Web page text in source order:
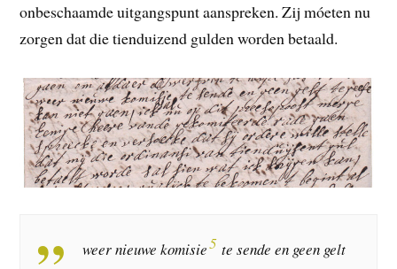
onbeschaamde uitgangspunt aanspreken. Zij móeten nu
zorgen dat die tienduizend gulden worden betaald.
weer nieuwe komisie5 te sende en geen gelt